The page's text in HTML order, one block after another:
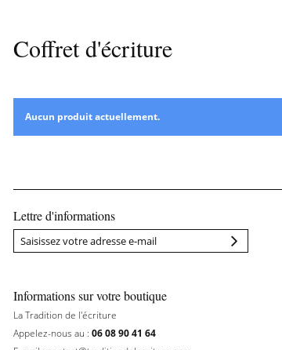
Objets d'écritures Coffret d'écriture
Coffret d'écriture
Aucun produit actuellement.
Lettre d'informations
Informations sur votre boutique
La Tradition de l'écriture
Appelez-nous au : 06 08 90 41 64